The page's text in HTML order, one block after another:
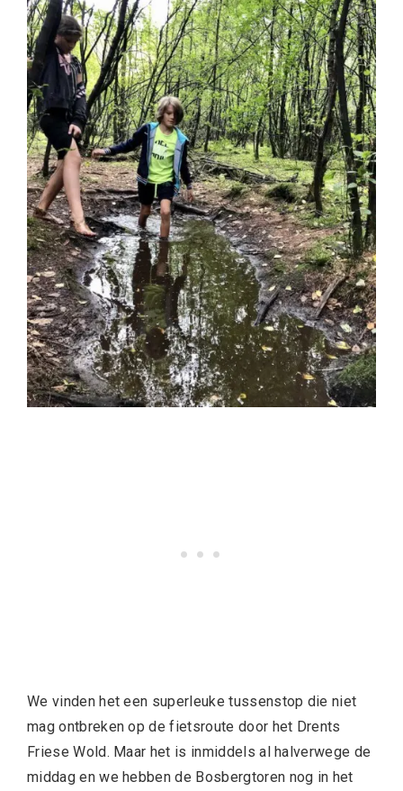
We vinden het een superleuke tussenstop die niet
mag ontbreken op de fietsroute door het Drents
Friese Wold. Maar het is inmiddels al halverwege de
middag en we hebben de Bosbergtoren nog in het